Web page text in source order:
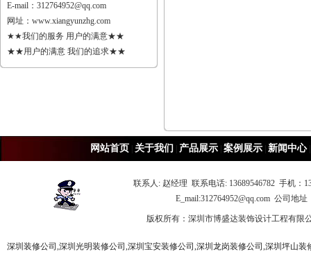
E-mail： 312764952@qq.com
网址： www.xiangyunzhg.com
★★我们的服务 用户的满意★★
★★用户的满意 我们的追求★★
网站首页 关于我们 产品展示 案例展示 新闻中心
联系人: 赵经理 联系电话: 13689546782 手机：
E_mail:312764952@qq.com 公司地
版权所有：深圳市博盛达装饰设计工程有限
深圳装修公司,深圳光明装修公司,深圳宝安装修公司,深圳龙岗装修公司,深圳坪山装